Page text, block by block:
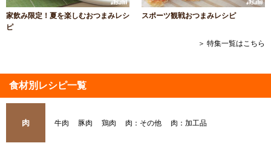
家飲み限定！夏を楽しむおつまみレシ
ピ
スポーツ観戦おつまみレシピ
＞ 特集一覧はこちら
食材別レシピ一覧
肉 牛肉 豚肉 鶏肉 肉：その他 肉：加工品